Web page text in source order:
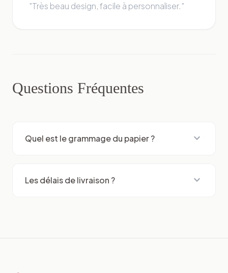
"Très beau design, facile à personnaliser."
Questions Fréquentes
Quel est le grammage du papier ? expand_more
Les délais de livraison ? expand_more